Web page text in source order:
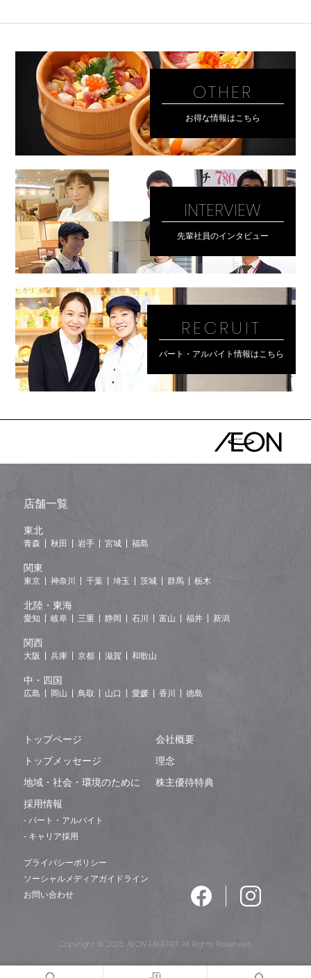
OTHER
お得な情報はこちら
INTERVIEW
先輩社員のインタビュー
RECRUIT
パート・アルバイト情報はこちら
トップページ
会社概要
トップメッセージ
理念
地域・社会・環境のために
株主優待特典
採用情報
- パート・アルバイト
- キャリア採用
プライバシーポリシー
ソーシャルメディアガイドライン
お問い合わせ
店舗一覧
東北
青森 秋田 岩手 宮城 福島
関東
東京 神奈川 千葉 埼玉 茨城 群馬 栃木
北陸・東海
愛知 岐阜 三重 静岡 石川 富山 福井 新潟
関西
大阪 兵庫 京都 滋賀 和歌山
中・四国
広島 岡山 鳥取 山口 愛媛 香川 徳島
Copyright © 2026 AEON EAHEART All Rights Reserved.